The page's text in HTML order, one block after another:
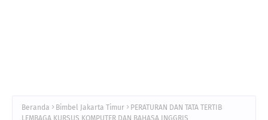
Beranda Bimbel Jakarta Timur
PERATURAN DAN TATA TERTIB